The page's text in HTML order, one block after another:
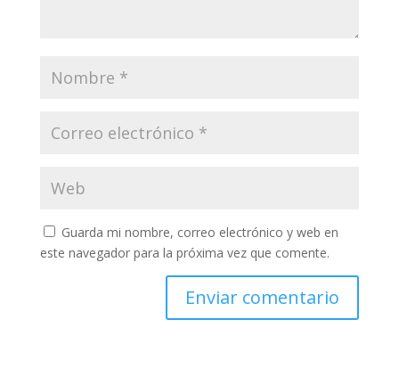
Guarda mi nombre, correo electrónico y web en
este navegador para la próxima vez que comente.